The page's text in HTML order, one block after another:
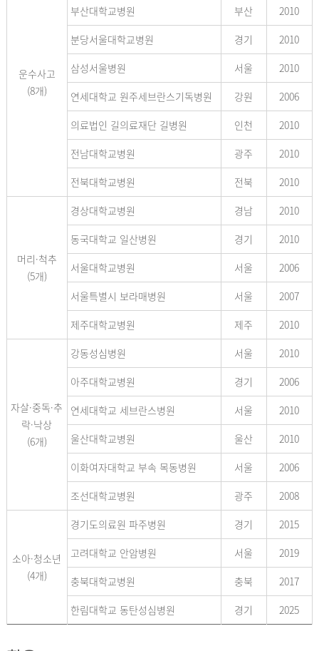
운수사고
(8개)
부산대학교병원
부산
2010
분당서울대학교병원
경기
2010
삼성서울병원
서울
2010
연세대학교 원주세브란스기독병원
강원
2006
의료법인 길의료재단 길병원
인천
2010
전남대학교병원
광주
2010
전북대학교병원
전북 2010
머리·척추
(5개)
경상대학교병원 경남
2010
동국대학교 일산병원
경기
2010
서울대학교병원
서울
2006
서울특별시 보라매병원
서울
2007
제주대학교병원
제주 2010
자살·중독·추
락·낙상
(6개)
강동성심병원 서울
2010
아주대학교병원
경기
2006
연세대학교 세브란스병원
서울
2010
울산대학교병원
울산
2010
이화여자대학교 부속 목동병원
서울
2006
조선대학교병원
광주 2008
소아·청소년
(4개)
경기도의료원 파주병원 경기
2015
고려대학교 안암병원
서울
2019
충북대학교병원
충북
2017
한림대학교 동탄성심병원
경기 2025